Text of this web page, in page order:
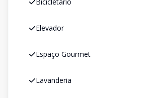
Elevador
Espaço Gourmet
Lavanderia